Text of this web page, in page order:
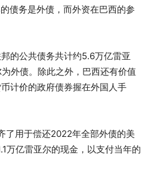
债务是外债，而外资在巴西的参
的公共债务共计约5.6万亿雷亚
外债。除此之外，巴西还有价值
计价的政府债券握在外国人手
了用于偿还2022年全部外债的美
万亿雷亚尔的现金，以支付当年的